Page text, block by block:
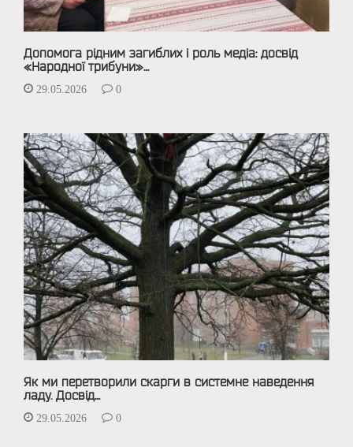
Допомога рідним загиблих і роль медіа: досвід
«Народної трибуни»…
29.05.2026 0
Як ми перетворили скарги в системне наведення
ладу. Досвід…
29.05.2026 0